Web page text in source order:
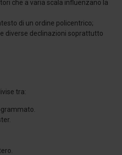
che a varia scala influenzano la
di un ordine policentrico;
diverse declinazioni soprattutto
tra: